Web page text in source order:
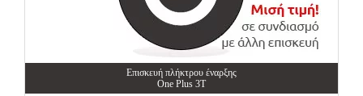
Επισκευή πλήκτρου έναρξης
One Plus 3T